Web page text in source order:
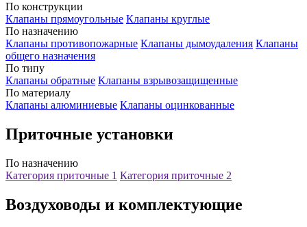
По конструкции
Клапаны прямоугольные Клапаны круглые
По назначению
Клапаны противопожарные Клапаны дымоудаления Клапаны
общего назначения
По типу
Клапаны обратные Клапаны взрывозащищенные
По материалу
Клапаны алюминиевые Клапаны оцинкованные
Приточные установки
По назначению
Категория приточные 1 Категория приточные 2
Воздуховоды и комплектующие